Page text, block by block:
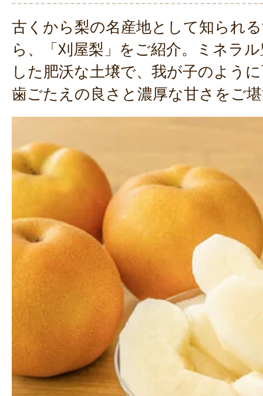
古くから梨の名産地として知られ
ら、「刈屋梨」をご紹介。ミネラ
した肥沃な土壌で、我が子のよう
歯ごたえの良さと濃厚な甘さをご